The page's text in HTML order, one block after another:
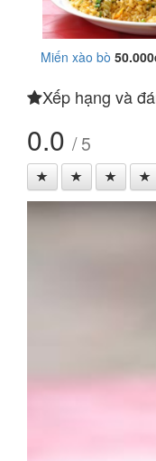
Miến xào bò
Xếp hạng và
0.0 / 5